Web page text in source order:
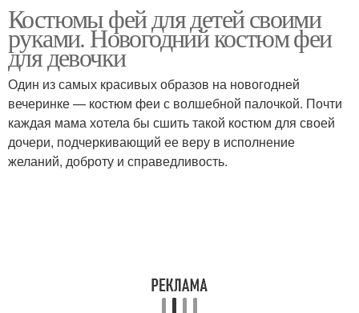
Костюмы фей для детей своими
руками. Новогодний костюм феи
для девочки
Один из самых красивых образов на новогодней
вечеринке — костюм феи с волшебной палочкой. Почти
каждая мама хотела бы сшить такой костюм для своей
дочери, подчеркивающий ее веру в исполнение
желаний, доброту и справедливость.